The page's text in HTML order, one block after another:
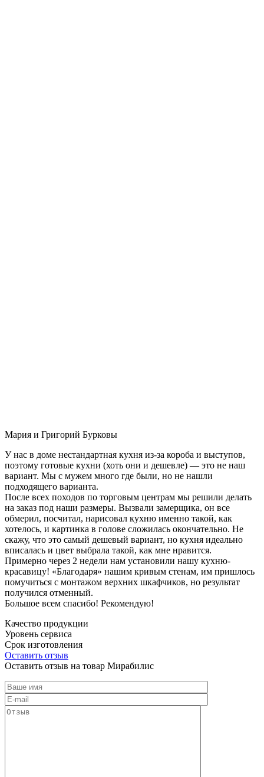
Мария и Григорий Бурковы
У нас в доме нестандартная кухня из-за короба и выступов,
поэтому готовые кухни (хоть они и дешевле) — это не наш
вариант. Мы с мужем много где были, но не нашли
подходящего варианта.
После всех походов по торговым центрам мы решили делать
на заказ под наши размеры. Вызвали замерщика, он все
обмерил, посчитал, нарисовал кухню именно такой, как
хотелось, и картинка в голове сложилась окончательно. Не
скажу, что это самый дешевый вариант, но кухня идеально
вписалась и цвет выбрала такой, как мне нравится.
Примерно через 2 недели нам установили нашу кухню-
красавицу! «Благодаря» нашим кривым стенам, им пришлось
помучиться с монтажом верхних шкафчиков, но результат
получился отменный.
Большое всем спасибо! Рекомендую!
Качество продукции
Уровень сервиса
Срок изготовления
Оставить отзыв
Оставить отзыв на товар Мирабилис